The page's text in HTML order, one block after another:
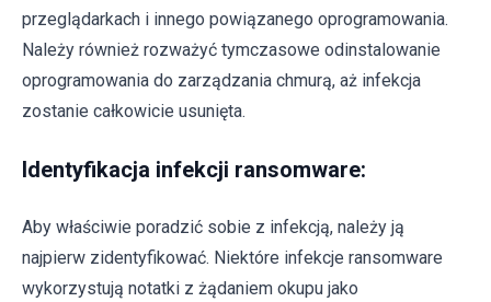
przeglądarkach i innego powiązanego oprogramowania.
Należy również rozważyć tymczasowe odinstalowanie
oprogramowania do zarządzania chmurą, aż infekcja
zostanie całkowicie usunięta.
Identyfikacja infekcji ransomware:
Aby właściwie poradzić sobie z infekcją, należy ją
najpierw zidentyfikować. Niektóre infekcje ransomware
wykorzystują notatki z żądaniem okupu jako